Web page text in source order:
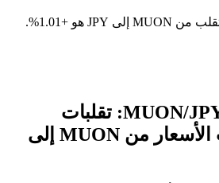
+1.01%
.
بيانات التحويل MUON/JPY: تقلبات
القيمة وتغييرات الأسعار من MUON إلى